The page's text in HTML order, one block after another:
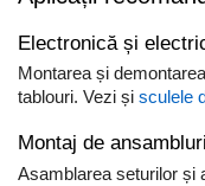
Electronică și
Montarea și
tablouri. Vezi și sculele
Montaj de
Asamblarea seturilor și